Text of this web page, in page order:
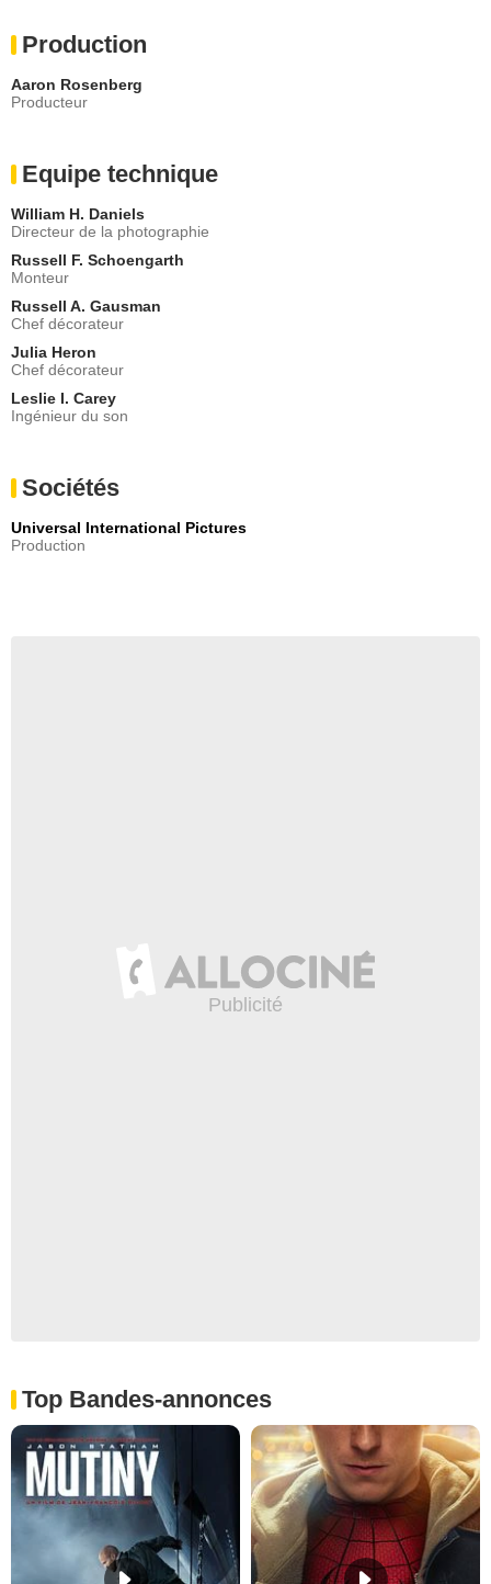
Production
Aaron Rosenberg
Producteur
Equipe technique
William H. Daniels
Directeur de la photographie
Russell F. Schoengarth
Monteur
Russell A. Gausman
Chef décorateur
Julia Heron
Chef décorateur
Leslie I. Carey
Ingénieur du son
Sociétés
Universal International Pictures
Production
Top Bandes-annonces